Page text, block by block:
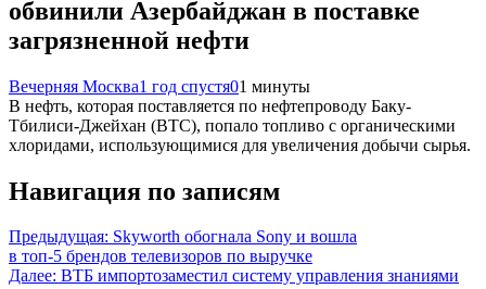
обвинили Азербайджан в поставке
загрязненной нефти
Вечерняя Москва1 год спустя01 минуты
В нефть, которая поставляется по нефтепроводу Баку-
Тбилиси-Джейхан (BTC), попало топливо с органическими
хлоридами, использующимися для увеличения добычи сырья.
Навигация по записям
Предыдущая: Skyworth обогнала Sony и вошла
в топ-5 брендов телевизоров по выручке
Далее: ВТБ импортозаместил систему управления знаниями